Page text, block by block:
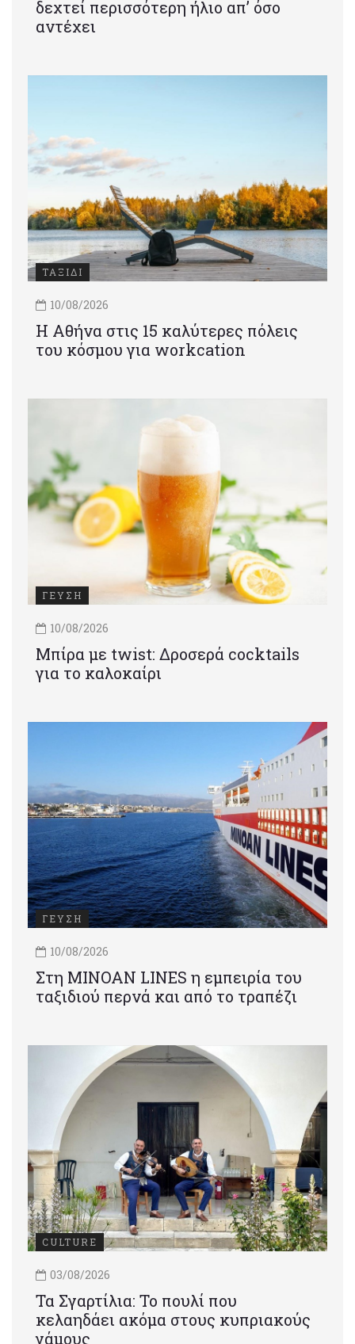
δεχτεί περισσότερη ήλιο απ’ όσο
αντέχει
ΤΑΞΙΔΙ
10/08/2026
Η Αθήνα στις 15 καλύτερες πόλεις
του κόσμου για workcation
ΓΕΥΣΗ
10/08/2026
Μπίρα με twist: Δροσερά cocktails
για το καλοκαίρι
ΓΕΥΣΗ
10/08/2026
Στη MINOAN LINES η εμπειρία του
ταξιδιού περνά και από το τραπέζι
CULTURE
03/08/2026
Τα Σγαρτίλια: Το πουλί που
κελαηδάει ακόμα στους κυπριακούς
γάμους